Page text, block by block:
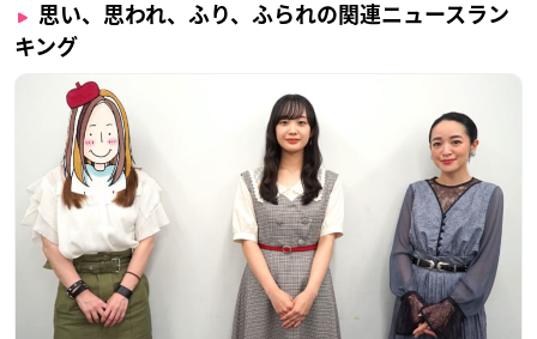
思い、思われ、ふり、ふられの関連ニュースラン
キング